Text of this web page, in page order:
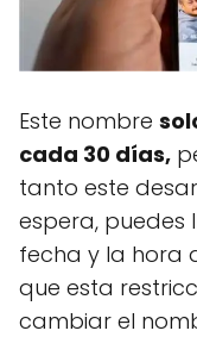
Este nombre
cada 30 días,
tanto este
espera,
fecha y la hora
que esta
cambiar el